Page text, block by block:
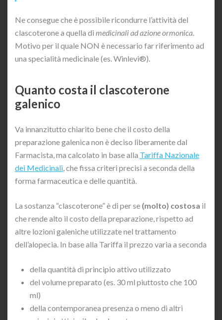
Ne consegue che è possibile ricondurre l’attività del
clascoterone a quella di medicinali ad azione ormonica.
Motivo per il quale NON è necessario far riferimento ad
una specialità medicinale (es. Winlevi®).
Quanto costa il clascoterone
galenico
Va innanzitutto chiarito bene che il costo della
preparazione galenica non è deciso liberamente dal
Farmacista, ma calcolato in base alla Tariffa Nazionale
dei Medicinali, che fissa criteri precisi a seconda della
forma farmaceutica e delle quantità.
La sostanza “clascoterone” è di per se (molto) costosa il
che rende alto il costo della preparazione, rispetto ad
altre lozioni galeniche utilizzate nel trattamento
dell’alopecia. In base alla Tariffa il prezzo varia a seconda
della quantità di principio attivo utilizzato
del volume preparato (es. 30 ml piuttosto che 100
ml)
della contemporanea presenza o meno di altri